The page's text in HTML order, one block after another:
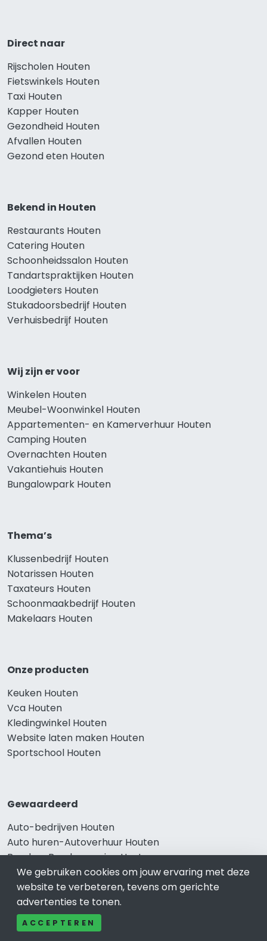
Direct naar
Rijscholen Houten
Fietswinkels Houten
Taxi Houten
Kapper Houten
Gezondheid Houten
Afvallen Houten
Gezond eten Houten
Bekend in Houten
Restaurants Houten
Catering Houten
Schoonheidssalon Houten
Tandartspraktijken Houten
Loodgieters Houten
Stukadoorsbedrijf Houten
Verhuisbedrijf Houten
Wij zijn er voor
Winkelen Houten
Meubel-Woonwinkel Houten
Appartementen- en Kamerverhuur Houten
Camping Houten
Overnachten Houten
Vakantiehuis Houten
Bungalowpark Houten
Thema’s
Klussenbedrijf Houten
Notarissen Houten
Taxateurs Houten
Schoonmaakbedrijf Houten
Makelaars Houten
Onze producten
Keuken Houten
Vca Houten
Kledingwinkel Houten
Website laten maken Houten
Sportschool Houten
Gewaardeerd
Auto-bedrijven Houten
Auto huren-Autoverhuur Houten
Banden-Bandenservice Houten
Advocatenkantoren Houten
Slotenmaker Houten
We gebruiken cookies om jouw ervaring met deze
website te verbeteren, tevens om gerichte
advertenties te tonen.
ACCEPTEREN